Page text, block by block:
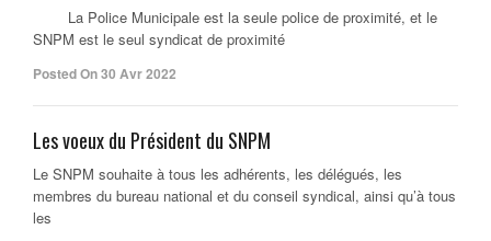
La Police Municipale est la seule police de proximité, et le
SNPM est le seul syndicat de proximité
Posted On 30 Avr 2022
Les voeux du Président du SNPM
Le SNPM souhaite à tous les adhérents, les délégués, les
membres du bureau national et du conseil syndical, ainsi qu’à tous
les